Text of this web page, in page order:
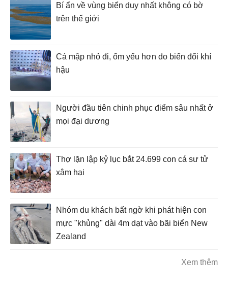
Bí ẩn về vùng biển duy nhất không có bờ
trên thế giới
Cá mập nhỏ đi, ốm yếu hơn do biến đổi khí
hậu
Người đầu tiên chinh phục điểm sâu nhất ở
mọi đại dương
Thợ lặn lập kỷ lục bắt 24.699 con cá sư tử
xâm hại
Nhóm du khách bất ngờ khi phát hiện con
mực "khủng" dài 4m dạt vào bãi biển New
Zealand
Xem thêm